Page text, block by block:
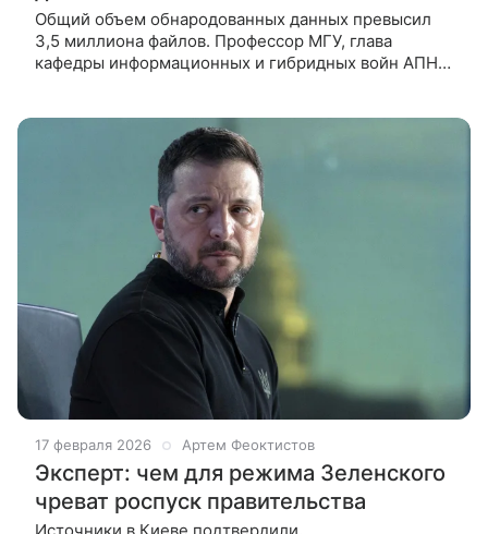
Общий объем обнародованных данных превысил
3,5 миллиона файлов. Профессор МГУ, глава
кафедры информационных и гибридных войн АПН
17 февраля 2026 Артем Феоктистов
Эксперт: чем для режима Зеленского
чреват роспуск правительства